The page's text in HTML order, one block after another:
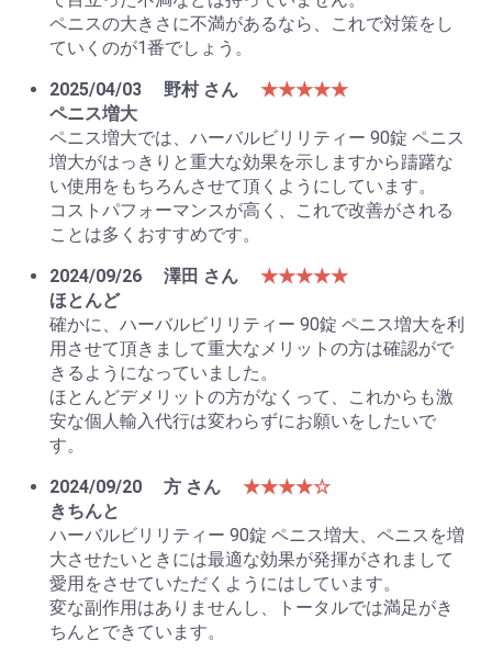
お買い物を続ける
ペニスの大きさに不満があるなら、これで対策をし
ていくのが1番でしょう。
2025/04/03
野村 さん
★★★★★
ペニス増大
ペニス増大では、ハーバルビリリティー 90錠 ペニス
増大がはっきりと重大な効果を示しますから躊躇な
い使用をもちろんさせて頂くようにしています。
コストパフォーマンスが高く、これで改善がされる
ことは多くおすすめです。
2024/09/26
澤田 さん
★★★★★
ほとんど
確かに、ハーバルビリリティー 90錠 ペニス増大を利
用させて頂きまして重大なメリットの方は確認がで
きるようになっていました。
ほとんどデメリットの方がなくって、これからも激
安な個人輸入代行は変わらずにお願いをしたいで
す。
2024/09/20
方 さん
★★★★☆
きちんと
ハーバルビリリティー 90錠 ペニス増大、ペニスを増
大させたいときには最適な効果が発揮がされまして
愛用をさせていただくようにはしています。
変な副作用はありませんし、トータルでは満足がき
ちんとできています。